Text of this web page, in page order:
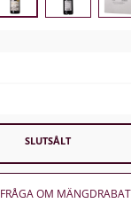
SLUTSÅLT
FRÅGA OM